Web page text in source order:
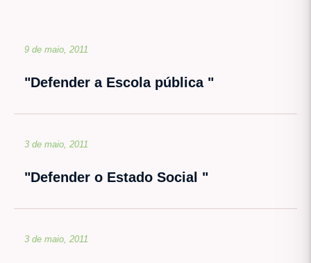
9 de maio, 2011
"Defender a Escola pública "
3 de maio, 2011
"Defender o Estado Social "
3 de maio, 2011